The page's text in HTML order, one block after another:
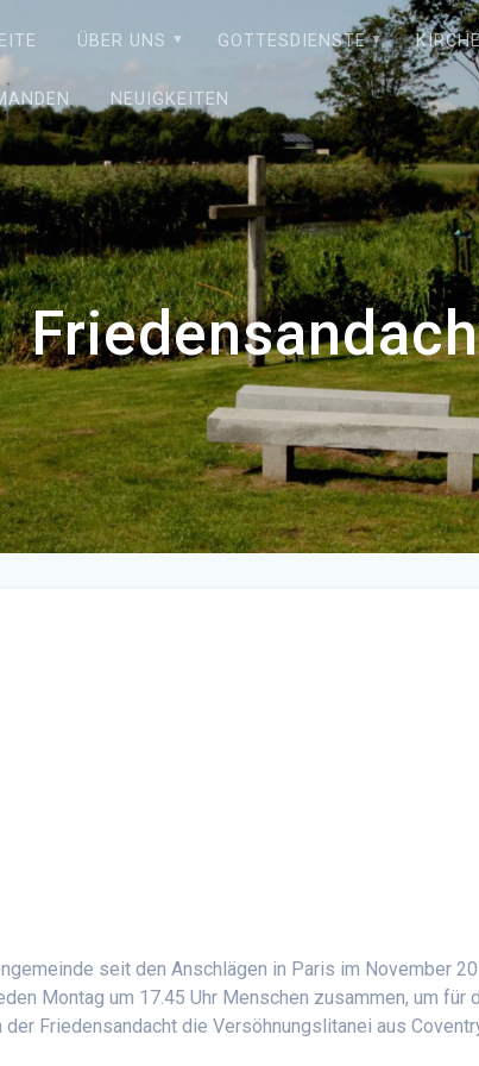
ÜBER UNS GOTTESDIENSTE
NEUIGKEITEN
seit den Anschlägen in Paris im November
Montag um 17.45 Uhr Menschen zusammen, um für
Friedensandacht die Versöhnungslitanei aus